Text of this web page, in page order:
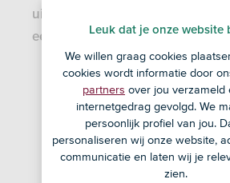
uiteindelijk geld, dus kijk van
een lening écht nodig is.
Leuk dat je onze website
We willen graag cookies
cookies wordt informatie door
partners over jou verzameld
internetgedrag gevolgd. We
persoonlijk profiel van jou.
personaliseren wij onze website,
communicatie en laten wij je
zien.